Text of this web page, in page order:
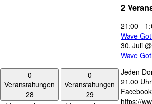
0
Veranstaltungen
28
0
Veranstaltungen
29
2
21:00 -
Wave
30. Juli
Wave
Jeden
21.00
https://